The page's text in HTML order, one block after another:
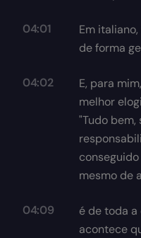
04:01
Em
de forma
04:02
E, para
melhor
"Tudo bem,
mesmo de
04:09
é de toda a
acontece